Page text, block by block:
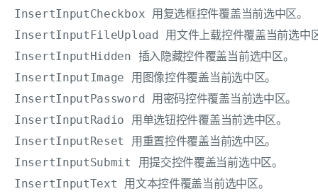
InsertInputCheckbox 用复选框控件覆盖当前选中区。
InsertInputFileUpload 用文件上载控件覆盖当前选中
InsertInputHidden 插入隐藏控件覆盖当前选中区。
InsertInputImage 用图像控件覆盖当前选中区。
InsertInputPassword 用密码控件覆盖当前选中区。
InsertInputRadio 用单选钮控件覆盖当前选中区。
InsertInputReset 用重置控件覆盖当前选中区。
InsertInputSubmit 用提交控件覆盖当前选中区。
InsertInputText 用文本控件覆盖当前选中区。